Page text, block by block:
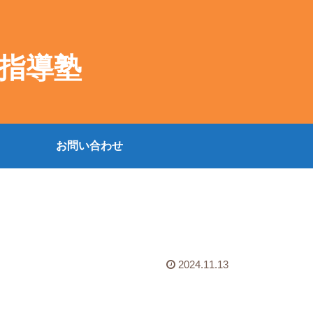
導塾
お問い合わせ
2024.11.13